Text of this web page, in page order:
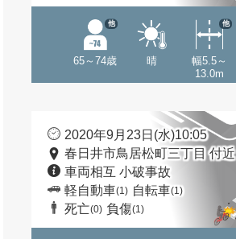
65～74歳
他
晴
幅5.5～
13.0m
他
2020年9月23日(水)10:05
春日井市鳥居松町三丁目 付近
車両相互 小破事故
軽自動車(1) 自転車(1)
死亡(0) 負傷(1)